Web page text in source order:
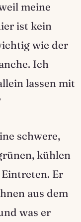
meine
ist kein
wie der
Ich
lassen mit
schwere,
kühlen
Er
aus dem
was er